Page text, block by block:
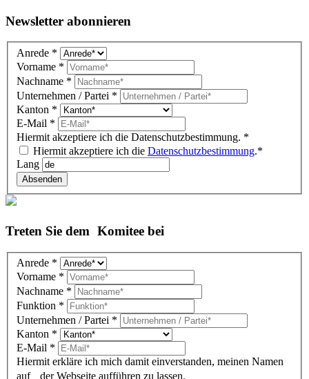
Newsletter abonnieren
Newsletter
DE
(Gutenberg
block)
Anrede *
Vorname *
Nachname *
Unternehmen / Partei *
Kanton *
E-Mail *
Hiermit akzeptiere ich die Datenschutzbestimmung. *
Hiermit akzeptiere ich die Datenschutzbestimmung.*
Lang
Absenden
Treten Sie dem Komitee bei
Komitee
DE
(overlay)
Anrede *
Vorname *
Nachname *
Funktion *
Unternehmen / Partei *
Kanton *
E-Mail *
Hiermit erkläre ich mich damit einverstanden, meinen Namen
auf der Webseite aufführen zu lassen.